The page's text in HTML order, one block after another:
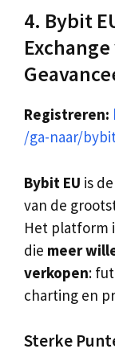
4. Bybit
Registreren:
/ga-naar/
Bybit EU is
van de
Het platform
die meer
verkopen:
charting en
Sterke